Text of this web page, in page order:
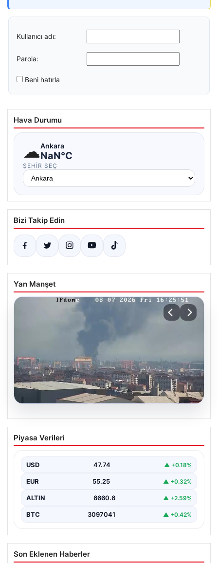
Kullanıcı adı:
Parola:
Beni hatırla
Hava Durumu
☁Ankara
NaN°C
ŞEHIR SEÇ
Bizi Takip Edin
Yan Manşet
07.08.2026
Tuzla’da işçi konteynerinde çıkan
yangın söndürüldü
kişinin kaldığı işçi konteynerinde…
Piyasa Verileri
USD 47.74 ▲ +0.18%
EUR 55.25 ▲ +0.32%
ALTIN 6660.6 ▲ +2.59%
BTC 3097041 ▲ +0.42%
Son Eklenen Haberler